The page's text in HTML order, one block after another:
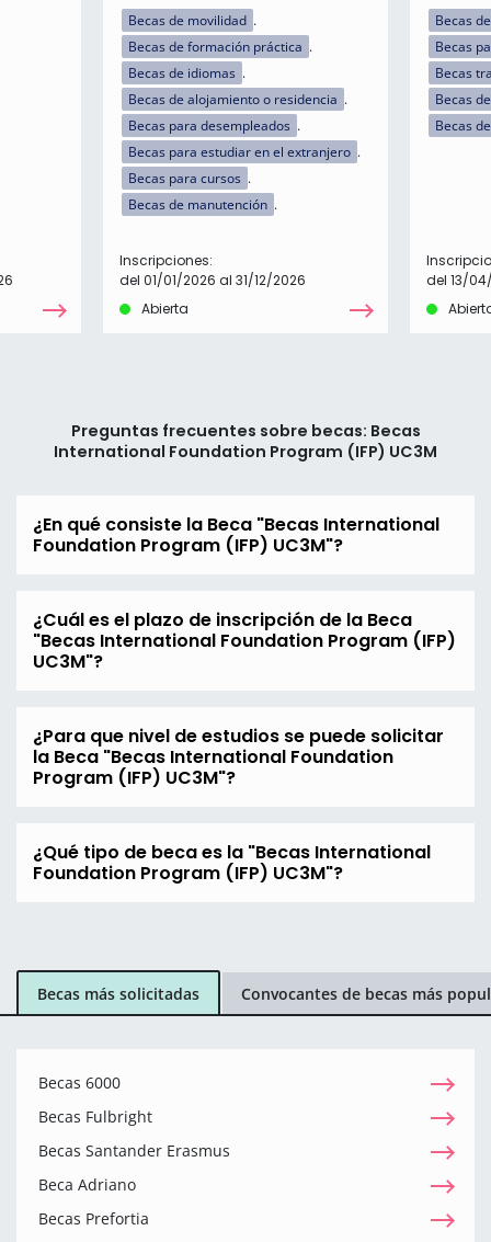
Becas de movilidad
Becas de formación práctica
Becas de idiomas
Becas de alojamiento o residencia
Becas para desempleados
Becas para estudiar en el extranjero
Becas para cursos
Becas de manutención
Inscripciones:
del 01/01/2026 al 31/12/2026
Abierta
Becas
Becas
Becas
Becas
Becas
del 13/
Preguntas frecuentes sobre becas: Becas
International Foundation Program (IFP) UC3M
¿En qué consiste la Beca "Becas International
Foundation Program (IFP) UC3M"?
¿Cuál es el plazo de inscripción de la Beca
"Becas International Foundation Program (IFP)
UC3M"?
¿Para que nivel de estudios se puede solicitar
la Beca "Becas International Foundation
Program (IFP) UC3M"?
¿Qué tipo de beca es la "Becas International
Foundation Program (IFP) UC3M"?
Becas más solicitadas Convocantes de becas más
Becas 6000
Becas Fulbright
Becas Santander Erasmus
Beca Adriano
Becas Prefortia